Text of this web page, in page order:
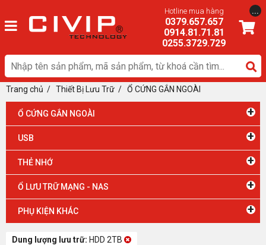
Hotline mua hàng
0379.657.657
0914.81.71.81
0255.3729.729
...
Trang chủ / Thiết Bị Lưu Trữ / Ổ CỨNG GẮN NGOÀI
Ổ CỨNG GẮN NGOÀI +
USB +
THẺ NHỚ +
Ổ LƯU TRỮ MẠNG - NAS +
PHỤ KIỆN KHÁC +
Dung lượng lưu trữ: HDD 2TB